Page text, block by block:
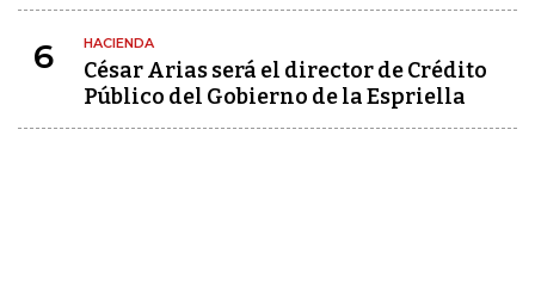
6 HACIENDA
César Arias será el director de Crédito
Público del Gobierno de la Espriella